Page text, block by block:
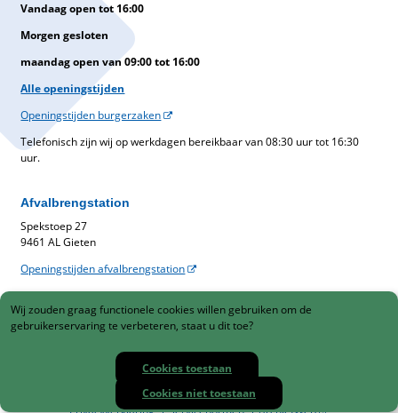
Wij zouden graag functionele cookies willen gebruiken om de
gebruikerservaring te verbeteren, staat u dit toe?
Cookies toestaan
Cookies niet toestaan
Vandaag open tot 16:00
Morgen gesloten
maandag open van 09:00 tot 16:00
Alle openingstijden
Openingstijden burgerzaken
Telefonisch zijn wij op werkdagen bereikbaar van 08:30 uur tot 16:30
uur.
Afvalbrengstation
Spekstoep 27
9461 AL Gieten
Openingstijden afvalbrengstation
Gemeentelijke belastingen
Responsible disclosure
Toegankelijkheidsverklaring